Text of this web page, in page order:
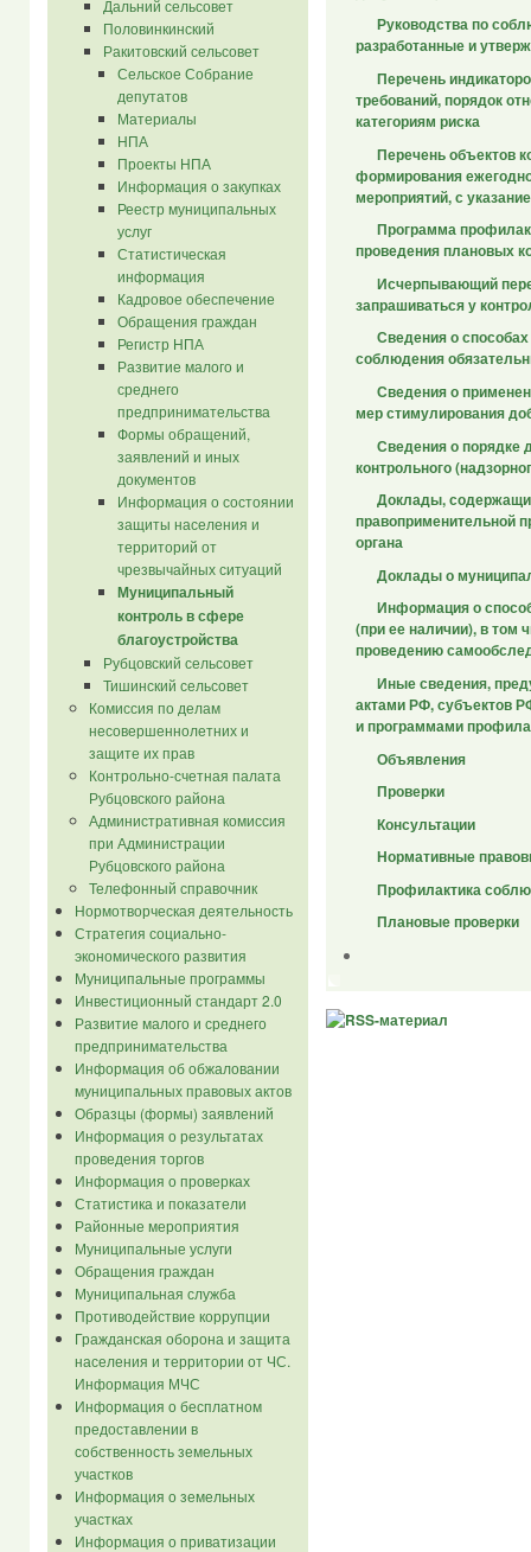
Дальний сельсовет
Половинкинский
Ракитовский сельсовет
Сельское Собрание
депутатов
Материалы
НПА
Проекты НПА
Информация о закупках
Реестр муниципальных
услуг
Статистическая
информация
Кадровое обеспечение
Обращения граждан
Регистр НПА
Развитие малого и
среднего
предпринимательства
Формы обращений,
заявлений и иных
документов
Информация о состоянии
защиты населения и
территорий от
чрезвычайных ситуаций
Муниципальный
контроль в сфере
благоустройства
Рубцовский сельсовет
Тишинский сельсовет
Комиссия по делам
несовершеннолетних и
защите их прав
Контрольно-счетная палата
Рубцовского района
Административная комиссия
при Администрации
Рубцовского района
Телефонный справочник
Нормотворческая деятельность
Стратегия социально-
экономического развития
Муниципальные программы
Инвестиционный стандарт 2.0
Развитие малого и среднего
предпринимательства
Информация об обжаловании
муниципальных правовых актов
Образцы (формы) заявлений
Информация о результатах
проведения торгов
Информация о проверках
Статистика и показатели
Районные мероприятия
Муниципальные услуги
Обращения граждан
Муниципальная служба
Противодействие коррупции
Гражданская оборона и защита
населения и территории от ЧС.
Информация МЧС
Информация о бесплатном
предоставлении в
собственность земельных
участков
Информация о земельных
участках
Информация о приватизации
Руководства по
разработанные и
Перечень
требований, порядок
категориям риска
Перечень объектов
формирования
мероприятий, с
Программа
проведения плановых
Исчерпывающий
запрашиваться у
Сведения о
соблюдения
Сведения о
мер стимулирования
Сведения о порядке
контрольного
Доклады,
правоприменительной
органа
Доклады о
Информация о
(при ее наличии), в том
проведению
Иные сведения,
актами РФ, субъектов
и программами
Объявления
Проверки
Консультации
Нормативные
Профилактика
Плановые проверки